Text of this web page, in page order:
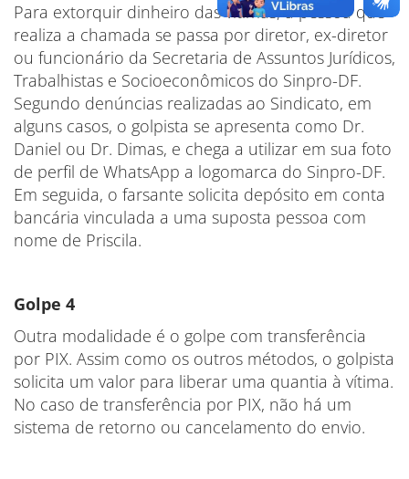
Para extorquir dinheiro das vítimas, a pessoa que
realiza a chamada se passa por diretor, ex-diretor
ou funcionário da Secretaria de Assuntos Jurídicos,
Trabalhistas e Socioeconômicos do Sinpro-DF.
Segundo denúncias realizadas ao Sindicato, em
alguns casos, o golpista se apresenta como Dr.
Daniel ou Dr. Dimas, e chega a utilizar em sua foto
de perfil de WhatsApp a logomarca do Sinpro-DF.
Em seguida, o farsante solicita depósito em conta
bancária vinculada a uma suposta pessoa com
nome de Priscila.
Golpe 4
Outra modalidade é o golpe com transferência
por PIX. Assim como os outros métodos, o golpista
solicita um valor para liberar uma quantia à vítima.
No caso de transferência por PIX, não há um
sistema de retorno ou cancelamento do envio.